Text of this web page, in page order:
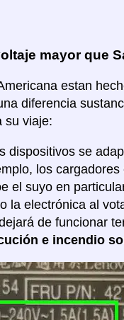
mayor que
estan
diferencia
su viaje:
dispositivos se
los
el suyo en
la electrónica al
de funcionar
e incendio